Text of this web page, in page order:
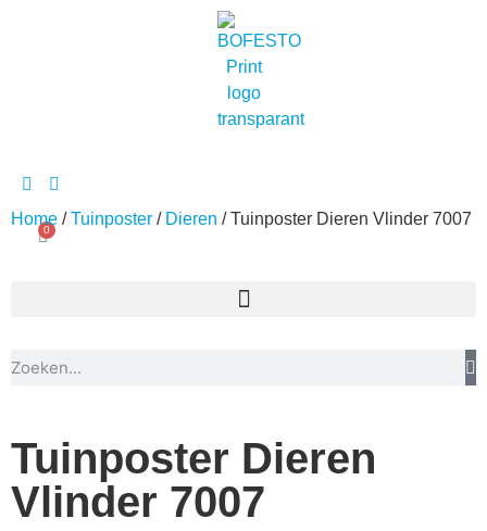
0
Home /Tuinposter / Dieren / Tuinposter Dieren Vlinder 7007
Tuinposter Dieren
Vlinder 7007